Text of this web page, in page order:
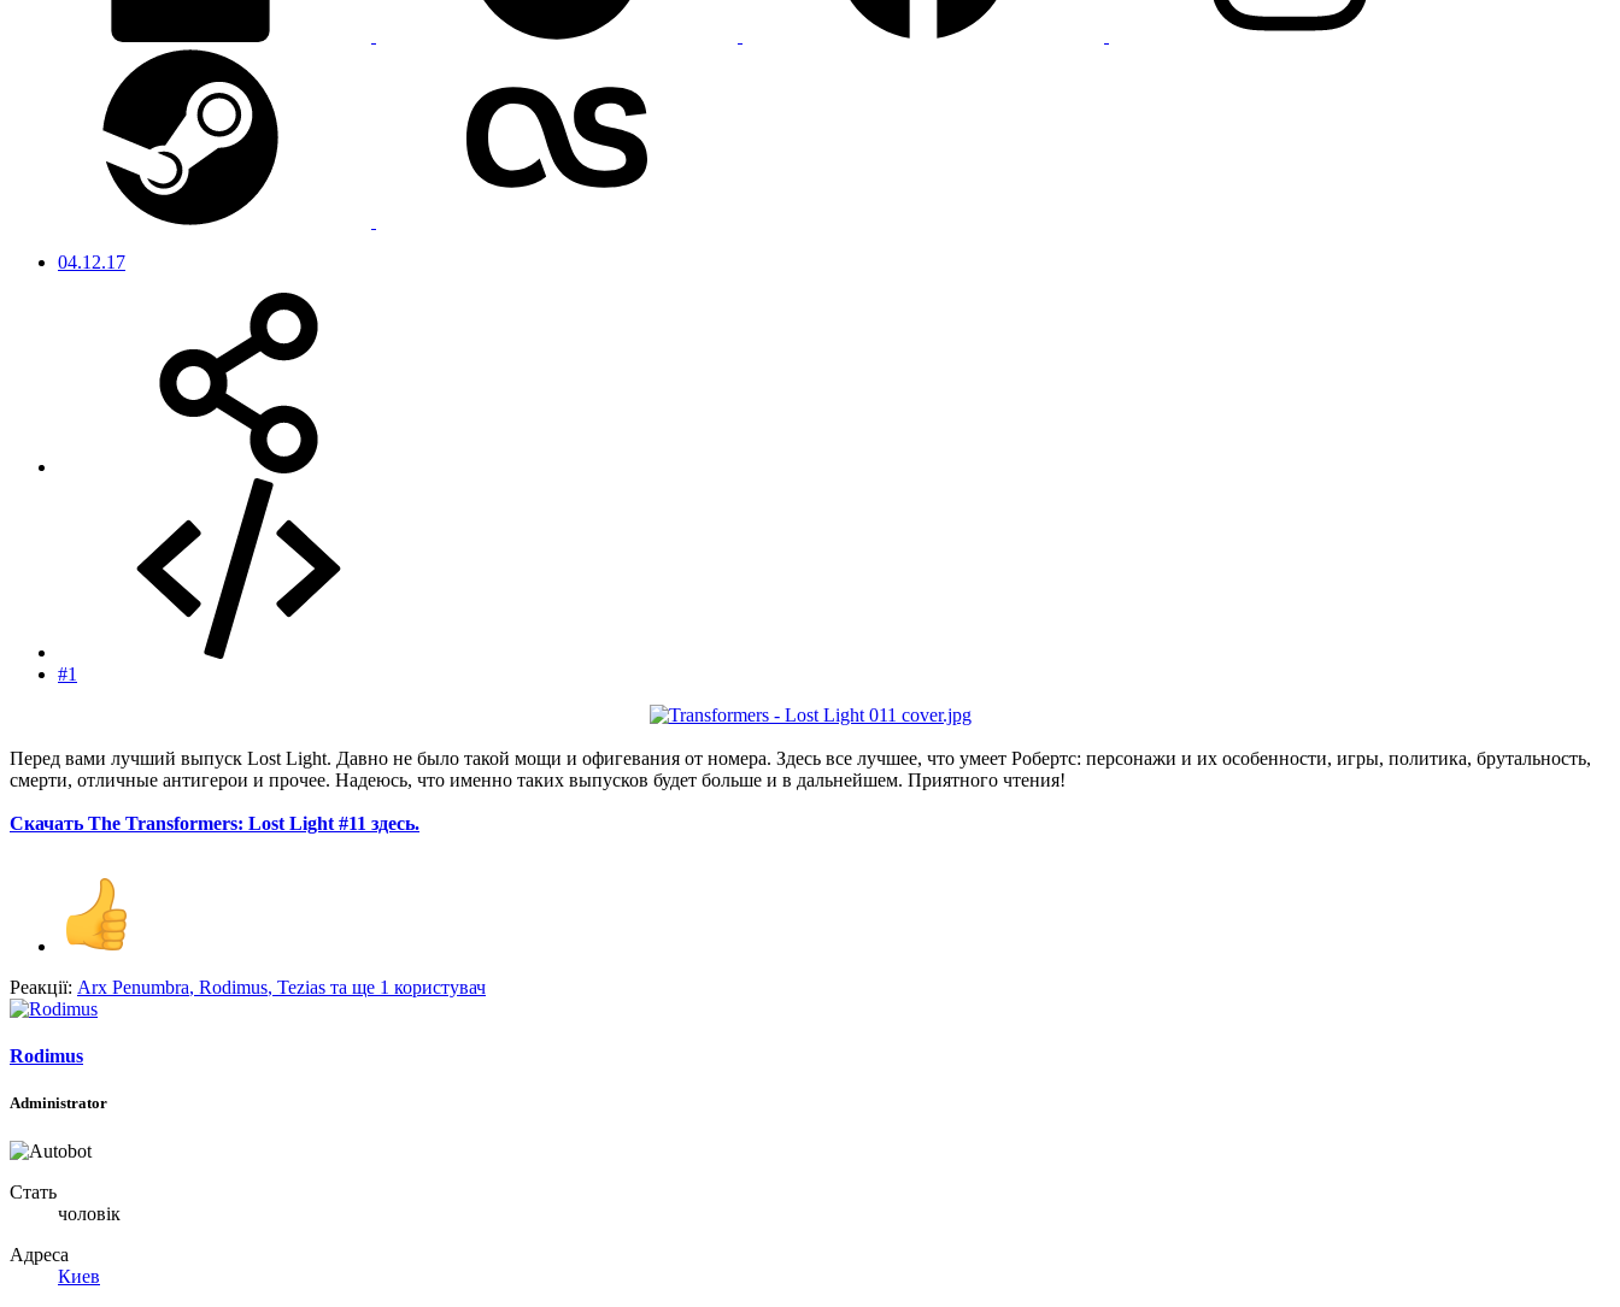
04.12.17
#1
Перед вами лучший выпуск Lost Light. Давно не было такой мощи и офигевания от номера. Здесь все лучшее, что умеет Робертс: персонажи и их особенности, игры, политика, брутальность,
смерти, отличные антигерои и прочее. Надеюсь, что именно таких выпусков будет больше и в дальнейшем. Приятного чтения!
Скачать The Transformers: Lost Light #11 здесь.
Реакції: Arx Penumbra, Rodimus, Tezias та ще 1 користувач
Rodimus
Administrator
Стать
чоловік
Адреса
Киев